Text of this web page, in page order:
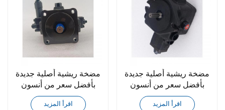
مضخة ريشية أصلية جديدة
بأفضل سعر من أنسون
PVF-30-70-11S
اقرأ المزيد
مضخة ريشية أصلية جديدة
بأفضل سعر من أنسون
PVF-30-55-11S
اقرأ المزيد